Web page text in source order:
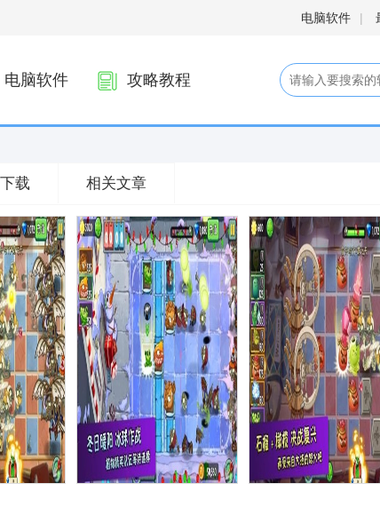
电脑软件 |
电脑软件 攻略教程
载 相关文章